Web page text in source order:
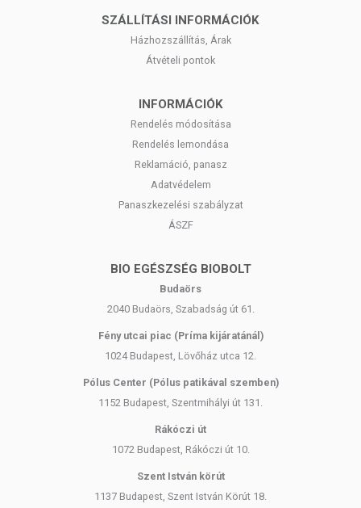
SZÁLLÍTÁSI INFORMÁCIÓK
Házhozszállítás, Árak
Átvételi pontok
INFORMÁCIÓK
Rendelés módosítása
Rendelés lemondása
Reklamáció, panasz
Adatvédelem
Panaszkezelési szabályzat
ÁSZF
BIO EGÉSZSÉG BIOBOLT
Budaörs
2040 Budaörs, Szabadság út 61.
Fény utcai piac (Príma kijáratánál)
1024 Budapest, Lövőház utca 12.
Pólus Center (Pólus patikával szemben)
1152 Budapest, Szentmihályi út 131.
Rákóczi út
1072 Budapest, Rákóczi út 10.
Szent István körút
1137 Budapest, Szent István Körút 18.